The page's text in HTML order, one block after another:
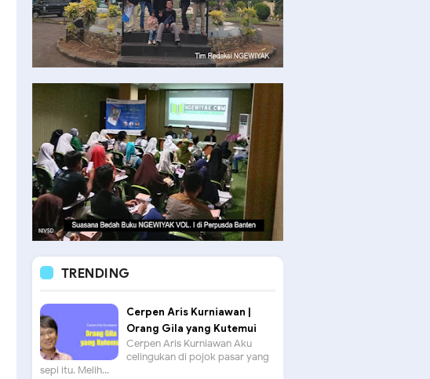
TRENDING
Cerpen Aris Kurniawan |
Orang Gila yang Kutemui
Cerpen Aris Kurniawan Aku
celingukan di pojok pasar yang
sepi itu. Melih...